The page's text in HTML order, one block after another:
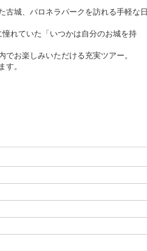
古城、パロネラパークを訪れる手軽な日
れていた「いつかは自分のお城を持
お楽しみいただける充実ツアー。
す。